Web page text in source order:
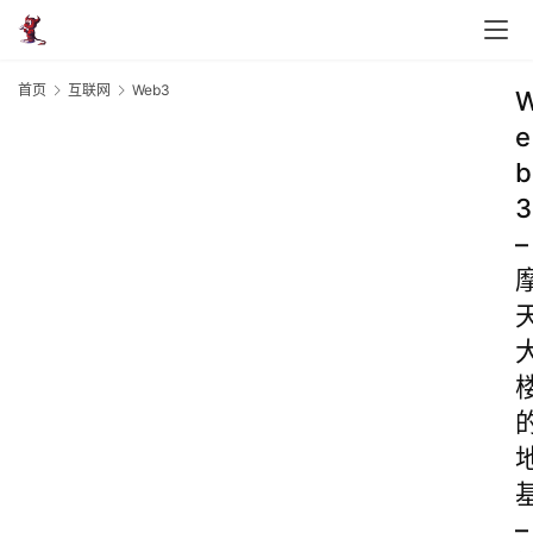
首页 互联网 Web3
e
b
3
–
–